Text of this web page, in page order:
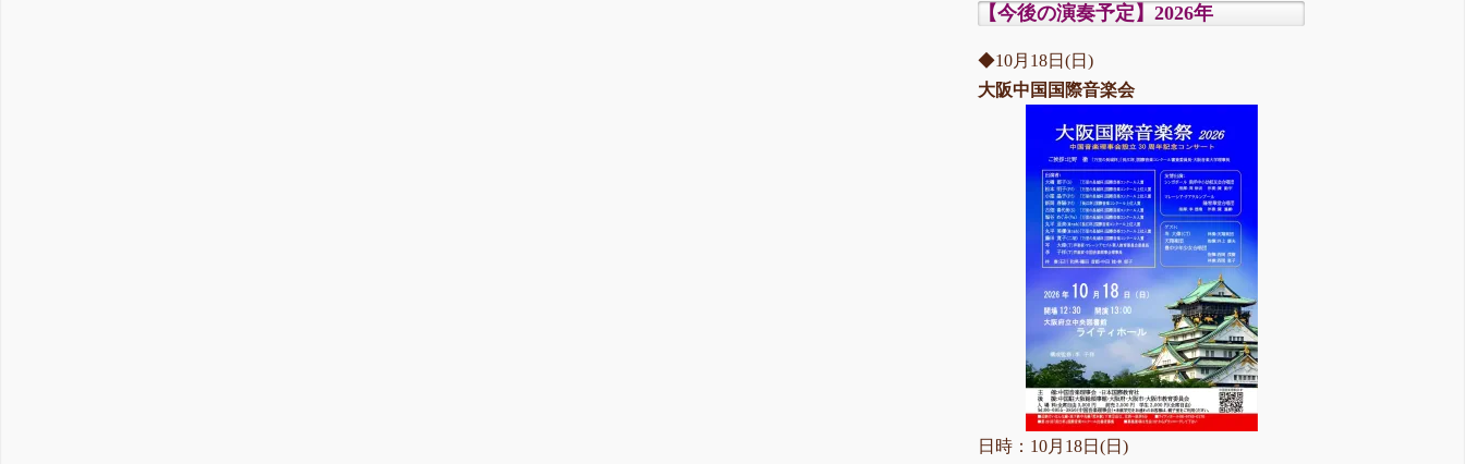
【今後の演奏予定】2026年
◆10月18日(日)
大阪中国国際音楽会
日時：10月18日(日)